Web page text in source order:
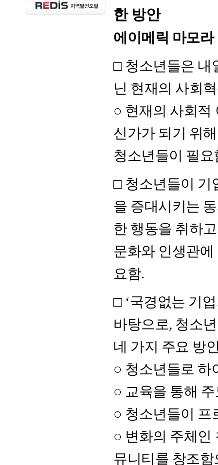
한 방안
에이메릭 마모
□ 청소년들은 내
닌 현재의 사회
○ 현재의 사회적
신가가 되기 위
청소년들이 필요
□ 청소년들이 기
을 증대시키는
한 행동을 취하
문화와 인생관
요함.
□ ‘국경없는 기
바탕으로, 청소
네 가지 주요 방
○ 청소년들로 하
○ 교육을 통해
○ 청소년들이 프
○ 변화의 주체인
뮤니티를 창조